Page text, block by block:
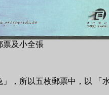
票及小全張
，所以五枚郵票中，以 「